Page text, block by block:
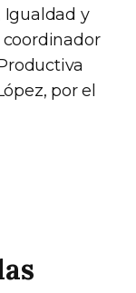
Igualdad y
coordinador
por el